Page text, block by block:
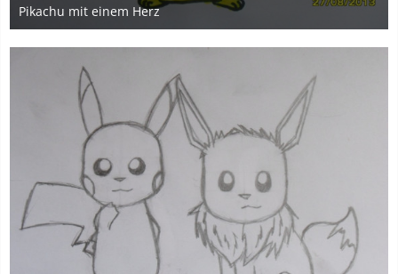
Pikachu mit einem Herz
27. August 2013
2